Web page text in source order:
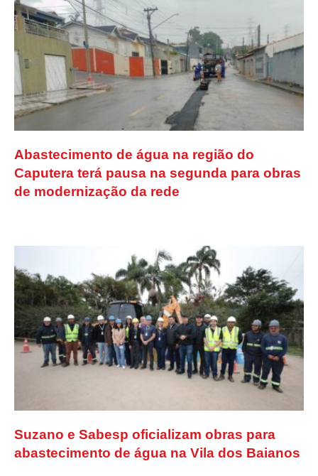
Abastecimento de água na região do
Caputera terá pausa na segunda para obras
de modernização da rede
Suzano e Sabesp oficializam obras para
abastecimento de água na Vila dos Baianos